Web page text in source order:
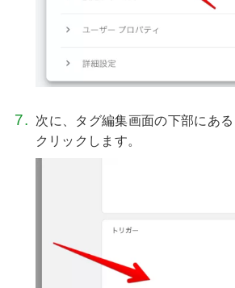
次に、タグ編集画面の下部にあ
クリックします。